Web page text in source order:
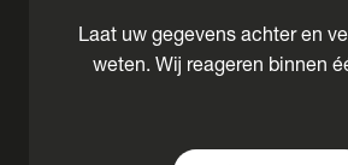
Laat uw gegevens achter en
weten. Wij reageren binnen